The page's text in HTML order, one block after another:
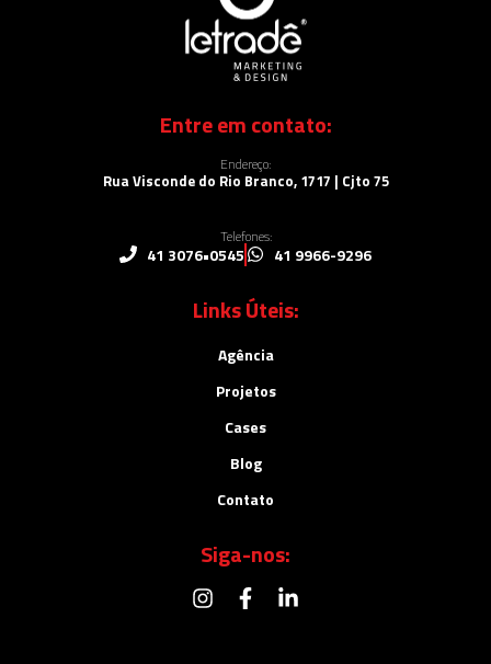
Entre em contato:
Endereço:
Rua Visconde do Rio Branco, 1717 | Cjto 75
Telefones:
41 3076•0545 41 9966-9296
Links Úteis:
Agência
Projetos
Cases
Blog
Contato
Siga-nos: